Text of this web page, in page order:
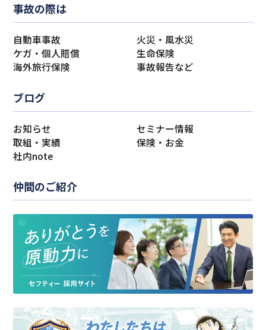
事故の際は
自動車事故
火災・風水災
ケガ・個人賠償
生命保険
海外旅行保険
事故報告など
ブログ
お知らせ
セミナー情報
取組・実績
保険・お金
社内note
仲間のご紹介